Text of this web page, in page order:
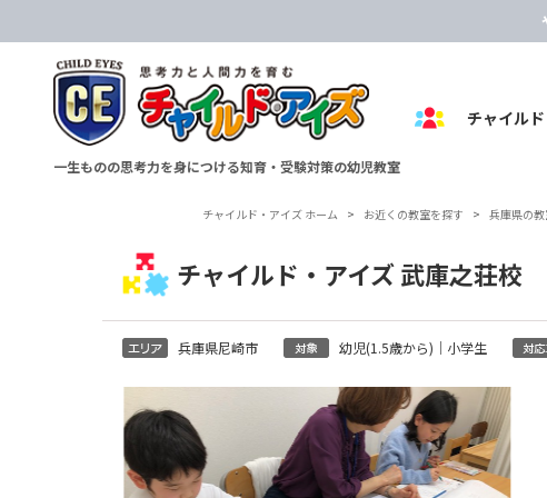
一生ものの思考力を身につける知育・受験対策の幼児教室
チャイル
チャイルド・アイズ ホーム > お近くの教室を探す > 兵庫県の
チャイルド・アイズ 武庫之荘校
兵庫県尼崎市 幼児(1.5歳から)｜小学生